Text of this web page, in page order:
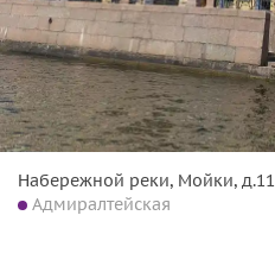
Набережной реки, Мойки, д.11
Адмиралтейская